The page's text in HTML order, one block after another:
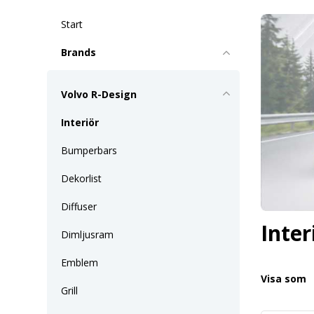
Start
Brands
Volvo R-Design
Interiör
Bumperbars
Dekorlist
Diffuser
Dimljusram
Emblem
Grill
Visa som